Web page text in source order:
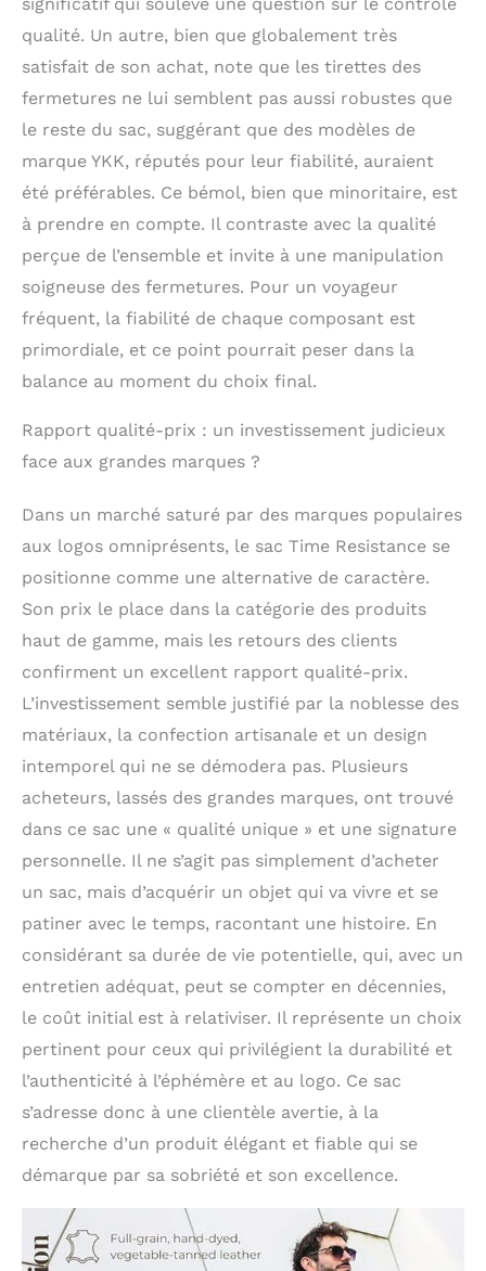
significatif qui soulève une question sur le contrôle
qualité. Un autre, bien que globalement très
satisfait de son achat, note que les tirettes des
fermetures ne lui semblent pas aussi robustes que
le reste du sac, suggérant que des modèles de
marque YKK, réputés pour leur fiabilité, auraient
été préférables. Ce bémol, bien que minoritaire, est
à prendre en compte. Il contraste avec la qualité
perçue de l’ensemble et invite à une manipulation
soigneuse des fermetures. Pour un voyageur
fréquent, la fiabilité de chaque composant est
primordiale, et ce point pourrait peser dans la
balance au moment du choix final.
Rapport qualité-prix : un investissement judicieux
face aux grandes marques ?
Dans un marché saturé par des marques populaires
aux logos omniprésents, le sac Time Resistance se
positionne comme une alternative de caractère.
Son prix le place dans la catégorie des produits
haut de gamme, mais les retours des clients
confirment un excellent rapport qualité-prix.
L’investissement semble justifié par la noblesse des
matériaux, la confection artisanale et un design
intemporel qui ne se démodera pas. Plusieurs
acheteurs, lassés des grandes marques, ont trouvé
dans ce sac une « qualité unique » et une signature
personnelle. Il ne s’agit pas simplement d’acheter
un sac, mais d’acquérir un objet qui va vivre et se
patiner avec le temps, racontant une histoire. En
considérant sa durée de vie potentielle, qui, avec un
entretien adéquat, peut se compter en décennies,
le coût initial est à relativiser. Il représente un choix
pertinent pour ceux qui privilégient la durabilité et
l’authenticité à l’éphémère et au logo. Ce sac
s’adresse donc à une clientèle avertie, à la
recherche d’un produit élégant et fiable qui se
démarque par sa sobriété et son excellence.